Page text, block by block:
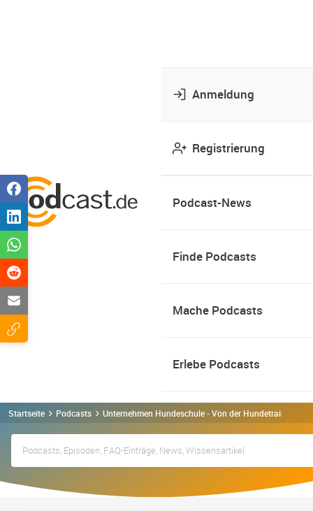
Anmeldung
Registrierung
Podcast-News
Finde Podcasts
Mache Podcasts
Erlebe Podcasts
Startseite Podcasts Unternehmen Hundeschule - Von der Hundetrainer-